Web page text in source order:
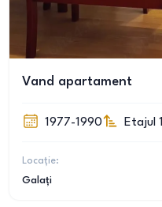
Vand apartament
1977-1990 Etajul 1
Locație:
Galați